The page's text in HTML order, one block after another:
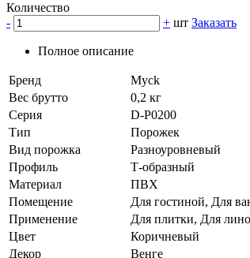
Количество
-
+ шт Заказать
Полное описание
Бренд
Myck
Вес брутто
0,2 кг
Серия
D-P0200
Тип
Порожек
Вид порожка
Разноуровневый
Профиль
Т-образный
Материал
ПВХ
Помещение
Для гостиной, Для
Применение
Для плитки, Для
Цвет
Коричневый
Декор
Венге